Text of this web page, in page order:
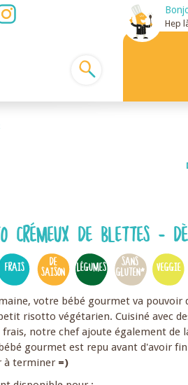
Hep
CRÉMEUX DE BLETTES -
FRAIS
DE
SAISON
LÉGUMES
SANS
GLUTEN*
VEGGIE
votre bébé gourmet va
risotto végétarien. Cuisiné avec
notre chef ajoute également de
gourmet est repu avant d'avoir
à terminer =)